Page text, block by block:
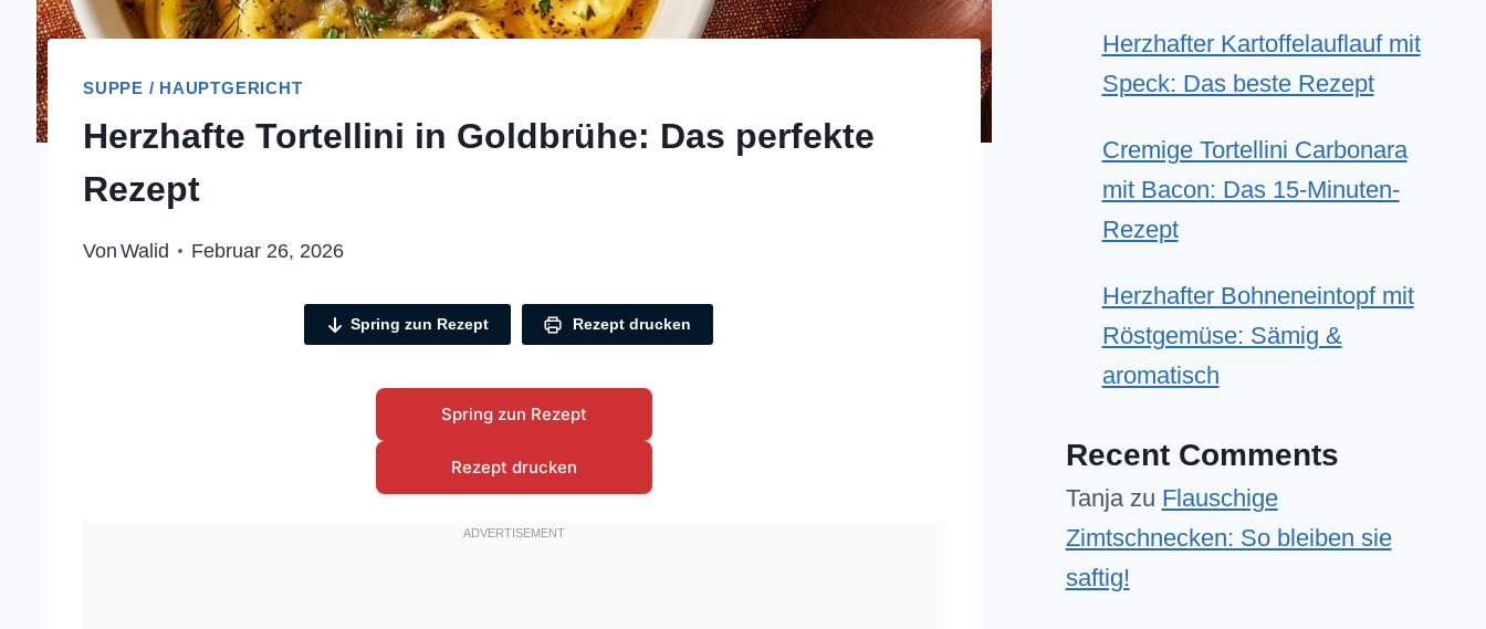
SUPPE / HAUPTGERICHT
Herzhafte Tortellini in Goldbrühe: Das perfekte
Rezept
Von Walid Februar 26, 2026
Spring zun Rezept Rezept drucken
Spring zun Rezept
Rezept drucken
Herzhafter Kartoffelauflauf mit
Speck: Das beste Rezept
Cremige Tortellini Carbonara
mit Bacon: Das 15-Minuten-
Rezept
Herzhafter Bohneneintopf mit
Röstgemüse: Sämig &
aromatisch
Recent Comments
Tanjazu Flauschige
Zimtschnecken: So bleiben sie
saftig!